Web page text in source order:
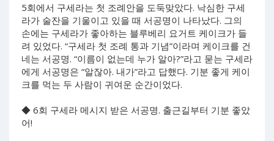
5회에서 구세라는 첫 조례안을 도둑맞았다. 낙심한 구세
라가 술잔을 기울이고 있을 때 서공명이 나타났다. 그의
손에는 구세라가 좋아하는 블루베리 요거트 케이크가 들
려 있었다. “구세라 첫 조례 통과 기념”이라며 케이크를 건
네는 서공명. “이름이 없는데 누가 알아?”라고 묻는 구세라
에게 서공명은 “알잖아. 내가”라고 답했다. 기분 좋게 케이
크를 먹는 두 사람이 귀여운 순간이었다.
◆ 6회 구세라 메시지 받은 서공명. 출근길부터 기분 좋았
어!